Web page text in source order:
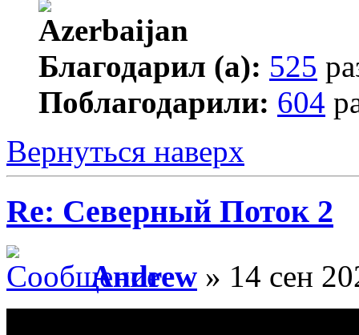
Благодарил (а): 525
Поблагодарили: 604
Вернуться наверх
Re: Северный Поток 2
Andrew » 14 сен